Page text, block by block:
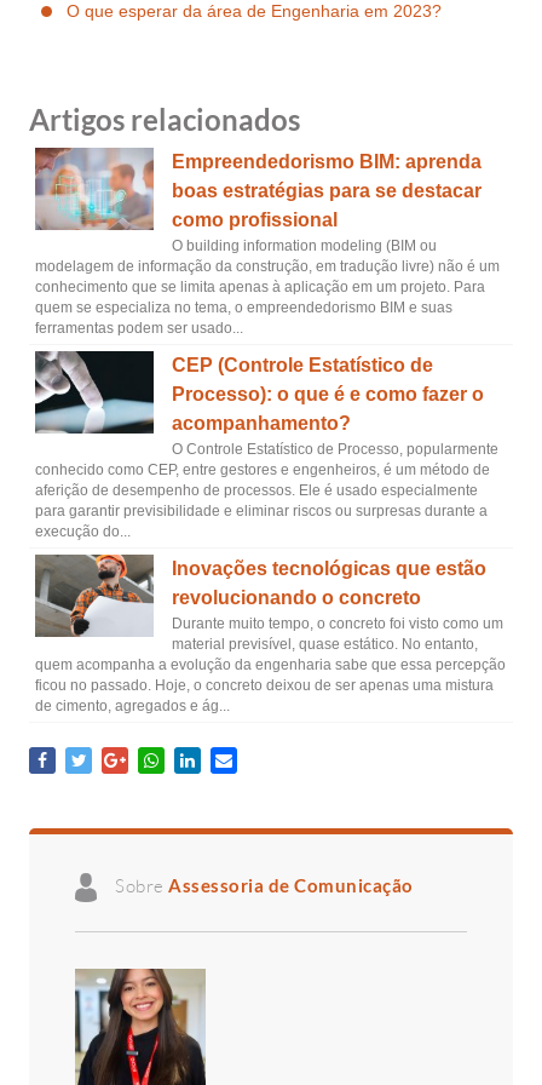
O que esperar da área de Engenharia em 2023?
Artigos relacionados
Empreendedorismo BIM: aprenda
boas estratégias para se destacar
como profissional
O building information modeling (BIM ou
modelagem de informação da construção, em tradução livre) não é um
conhecimento que se limita apenas à aplicação em um projeto. Para
quem se especializa no tema, o empreendedorismo BIM e suas
ferramentas podem ser usado...
CEP (Controle Estatístico de
Processo): o que é e como fazer o
acompanhamento?
O Controle Estatístico de Processo, popularmente
conhecido como CEP, entre gestores e engenheiros, é um método de
aferição de desempenho de processos. Ele é usado especialmente
para garantir previsibilidade e eliminar riscos ou surpresas durante a
execução do...
Inovações tecnológicas que estão
revolucionando o concreto
Durante muito tempo, o concreto foi visto como um
material previsível, quase estático. No entanto,
quem acompanha a evolução da engenharia sabe que essa percepção
ficou no passado. Hoje, o concreto deixou de ser apenas uma mistura
de cimento, agregados e ág...
Sobre Assessoria de Comunicação